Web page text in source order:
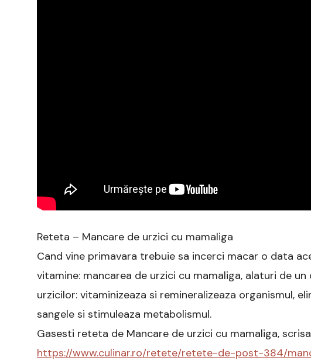
Reteta – Mancare de urzici cu mamaliga
Cand vine primavara trebuie sa incerci macar o data
vitamine: mancarea de urzici cu mamaliga, alaturi de
urzicilor: vitaminizeaza si remineralizeaza organismul,
sangele si stimuleaza metabolismul.
Gasesti reteta de Mancare de urzici cu mamaliga,
https://www.culinar.ro/retete/retete-de-post-384/